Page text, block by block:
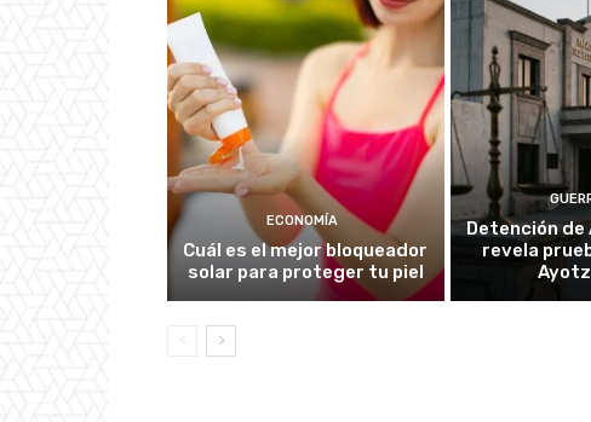
ECONOMÍA
Cuál es el mejor bloqueador
solar para proteger tu piel
Detención de
revela